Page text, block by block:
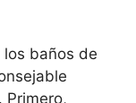
baños de
Primero,